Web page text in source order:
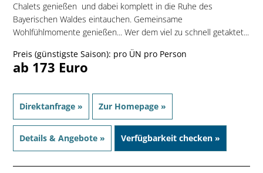
Chalets genießen  und dabei komplett in die Ruhe des
Bayerischen Waldes eintauchen. Gemeinsame
Wohlfühlmomente genießen... Wer dem viel zu schnell getaktet...
Preis (günstigste Saison): pro ÜN pro Person
ab 173 Euro
Direktanfrage » Zur Homepage »
Details & Angebote » Verfügbarkeit checken »